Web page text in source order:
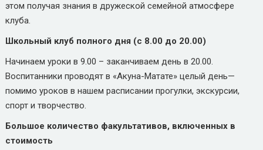
этом получая знания в дружеской семейной атмосфере
клуба.
Школьный клуб полного дня (с 8.00 до 20.00)
Начинаем уроки в 9.00 – заканчиваем день в 20.00.
Воспитанники проводят в «Акуна-Матате» целый день—
помимо уроков в нашем расписании прогулки, экскурсии,
спорт и творчество.
Большое количество факультативов, включенных в
стоимость